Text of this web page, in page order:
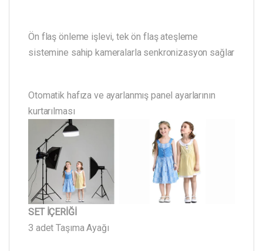
Ön flaş önleme işlevi, tek ön flaş ateşleme
sistemine sahip kameralarla senkronizasyon sağlar
Otomatik hafıza ve ayarlanmış panel ayarlarının
kurtarılması
SET İÇERİĞİ
3 adet Taşıma Ayağı